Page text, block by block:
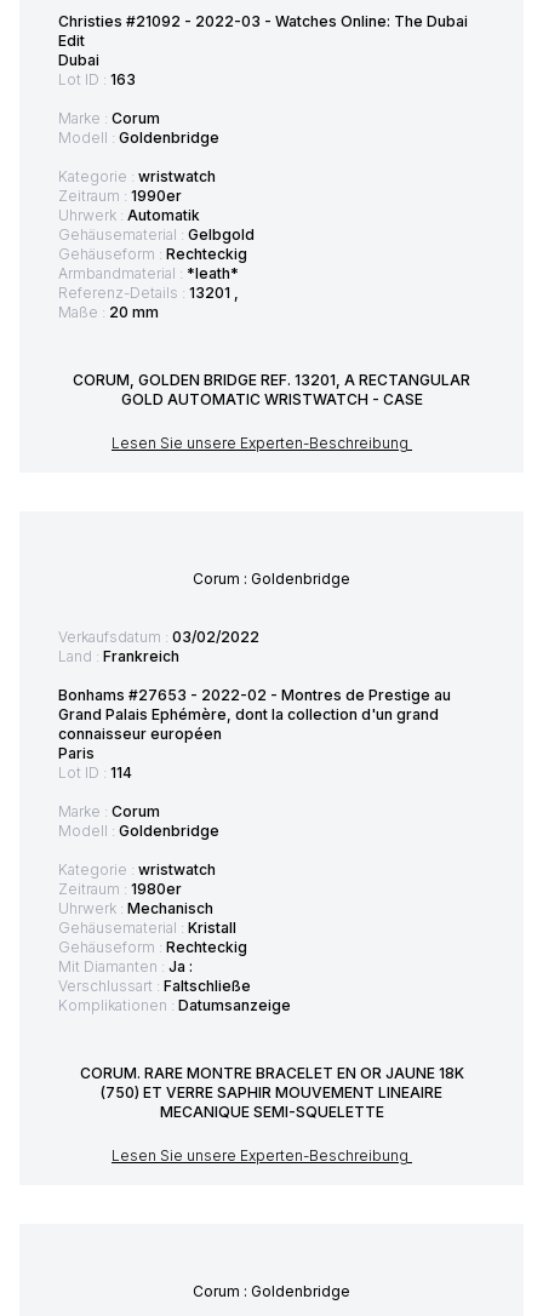
Christies #21092 - 2022-03 - Watches Online: The Dubai
Edit
Dubai
Lot ID : 163
Marke : Corum
Modell : Goldenbridge
Kategorie : wristwatch
Zeitraum : 1990er
Uhrwerk : Automatik
Gehäusematerial : Gelbgold
Gehäuseform : Rechteckig
Armbandmaterial : *leath*
Referenz-Details : 13201 ,
Maße : 20 mm
CORUM, GOLDEN BRIDGE REF. 13201, A RECTANGULAR
GOLD AUTOMATIC WRISTWATCH - CASE
Lesen Sie unsere Experten-Beschreibung
Corum : Goldenbridge
Verkaufsdatum : 03/02/2022
Land : Frankreich
Bonhams #27653 - 2022-02 - Montres de Prestige au
Grand Palais Ephémère, dont la collection d'un grand
connaisseur européen
Paris
Lot ID : 114
Marke : Corum
Modell : Goldenbridge
Kategorie : wristwatch
Zeitraum : 1980er
Uhrwerk : Mechanisch
Gehäusematerial : Kristall
Gehäuseform : Rechteckig
Mit Diamanten : Ja :
Verschlussart : Faltschließe
Komplikationen : Datumsanzeige
CORUM. RARE MONTRE BRACELET EN OR JAUNE 18K
(750) ET VERRE SAPHIR MOUVEMENT LINEAIRE
MECANIQUE SEMI-SQUELETTE
Lesen Sie unsere Experten-Beschreibung
Corum : Goldenbridge